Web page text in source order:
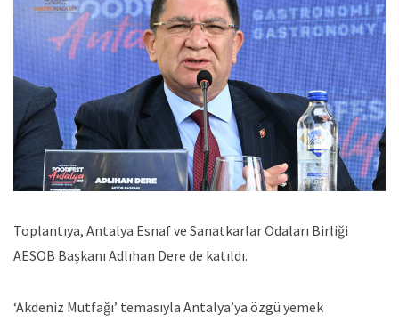
Toplantıya, Antalya Esnaf ve Sanatkarlar Odaları Birliği
AESOB Başkanı Adlıhan Dere de katıldı.
‘Akdeniz Mutfağı’ temasıyla Antalya’ya özgü yemek